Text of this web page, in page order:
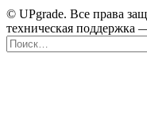
© UPgrade. Все права
техническая поддержка
Найти: